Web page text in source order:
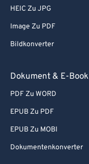
HEIC Zu JPG
Image Zu PDF
Bildkonverter
Dokument & E-Book
PDF Zu WORD
EPUB Zu PDF
EPUB Zu MOBI
Dokumentenkonverter